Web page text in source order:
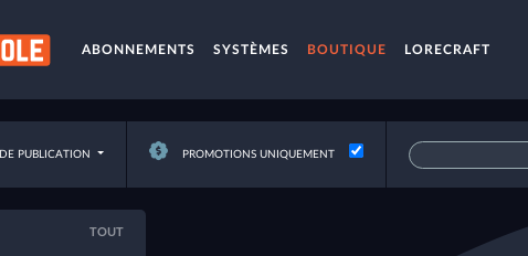
ABONNEMENTS SYSTÈMES BOUTIQUE LORECRAFT
PUBLICATION PROMOTIONS UNIQUEMENT
TOUT